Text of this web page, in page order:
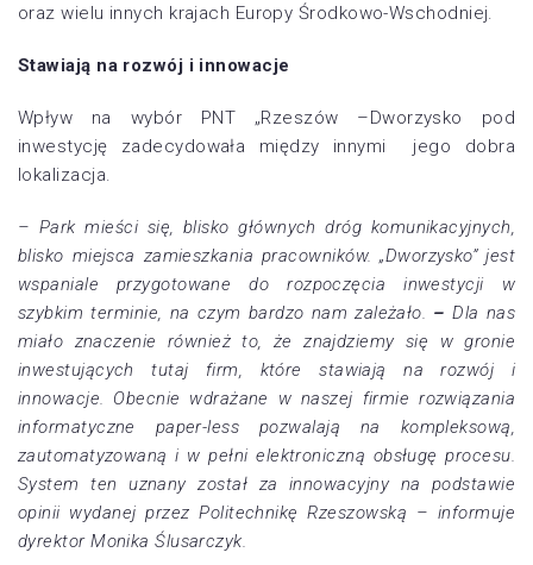
oraz wielu innych krajach Europy Środkowo-Wschodniej.
Stawiają na rozwój i innowacje
Wpływ na wybór PNT „Rzeszów –Dworzysko pod
inwestycję zadecydowała między innymi jego dobra
lokalizacja.
– Park mieści się, blisko głównych dróg komunikacyjnych,
blisko miejsca zamieszkania pracowników. „Dworzysko” jest
wspaniale przygotowane do rozpoczęcia inwestycji w
szybkim terminie, na czym bardzo nam zależało. – Dla nas
miało znaczenie również to, że znajdziemy się w gronie
inwestujących tutaj firm, które stawiają na rozwój i
innowacje. Obecnie wdrażane w naszej firmie rozwiązania
informatyczne paper-less pozwalają na kompleksową,
zautomatyzowaną i w pełni elektroniczną obsługę procesu.
System ten uznany został za innowacyjny na podstawie
opinii wydanej przez Politechnikę Rzeszowską – informuje
dyrektor Monika Ślusarczyk.